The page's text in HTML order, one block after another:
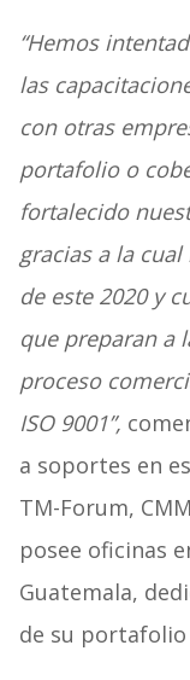
“Hemos
las
con otras
portafolio o
fortalecido
gracias a la
de este 2020 y
que preparan a
proceso
ISO 9001”,
a soportes en
TM-Forum,
posee oficinas
Guatemala,
de su portafolio